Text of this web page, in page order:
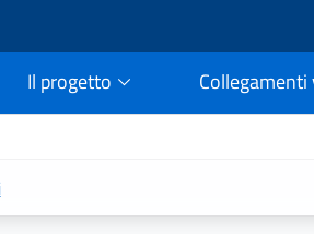
Il progetto Collegamenti